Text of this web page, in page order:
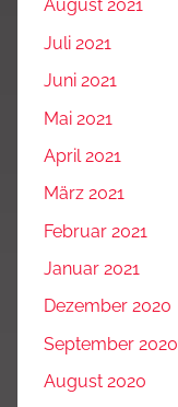
August 2021
Juli 2021
Juni 2021
Mai 2021
April 2021
März 2021
Februar 2021
Januar 2021
Dezember 2020
September 2020
August 2020